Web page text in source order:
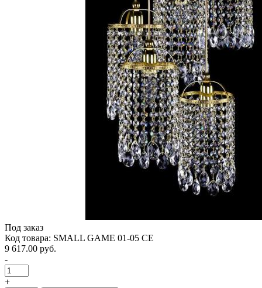
Под заказ
Код товара: SMALL GAME 01-05 CE
9 617.00 руб.
-
+